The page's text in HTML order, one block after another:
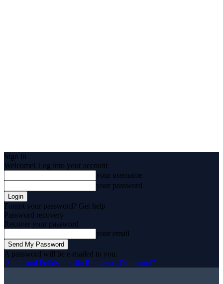
Sign in
Welcome! Log into your account
your username
your password
Forgot your password? Get help
Password recovery
Recover your password
your email
A password will be e-mailed to you.
Sindicatul Politistilor din Romania „Diamantul”